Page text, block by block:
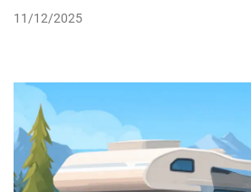
11/12/2025